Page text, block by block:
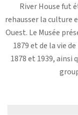
River House fut
rehausser la culture
Ouest. Le Musée
1879 et de la vie
1878 et 1939,